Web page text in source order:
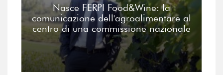
Nasce FERPI Food&Wine: la
comunicazione dell'agroalimentare al
centro di una commissione nazionale